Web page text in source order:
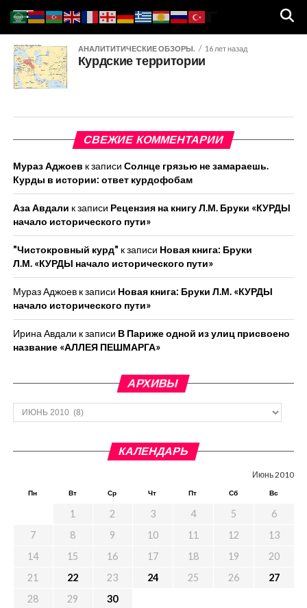
АНАЛИТИТИЧЕСКИЕ ОБЗОРЫ. 16 лет назад
Курдские территории
СВЕЖИЕ КОММЕНТАРИИ
Мураз Аджоев к записи Солнце грязью не замараешь.
Курды в истории: ответ курдофобам
Аза Авдали к записи Рецензия на книгу Л.М. Бруки «КУРДЫ
начало исторического пути»
"Чистокровный курд" к записи Новая книга: Бруки
Л.М. «КУРДЫ начало исторического пути»
Мураз Аджоевк записи Новая книга: Бруки Л.М. «КУРДЫ
начало исторического пути»
Ирина Авдали к записи В Париже одной из улиц присвоено
название «АЛЛЕЯ ПЕШМАРГА»
АРХИВЫ
Архивы
КАЛЕНДАРЬ
Июнь 2010
Пн Вт Ср Чт Пт Сб Вс
1 2 3 4 5
6
7
8 9 10 11 12
13
14
15 16 17 18 19
20
21
22 23 24 25 26
27
28
29
30